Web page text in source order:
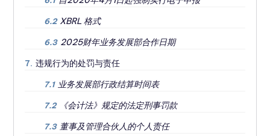
6.2 XBRL 格式
6.3 2025财年业务发展部合作日期
7. 违规行为的处罚与责任
7.1 业务发展部行政结算时间表
7.2 《会计法》规定的法定刑事罚款
7.3 董事及管理合伙人的个人责任